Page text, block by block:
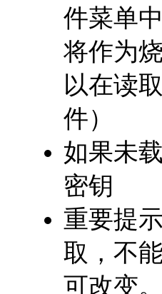
件菜单
将作为
以在读
件）
如果未
密钥
重要提
取，不
可改变